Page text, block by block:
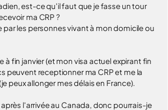
est-ce qu'il faut que je fasse un tour
ma CRP ?
les personnes vivant à mon domicile ou
fin janvier (et mon visa actuel expirant fin
peuvent receptionner ma CRP et me la
peux allonger mes délais en France).
l'arrivée au Canada, donc pourrais-je